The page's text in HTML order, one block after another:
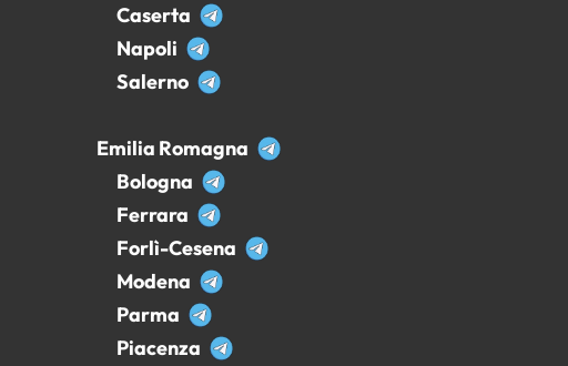
Caserta
Napoli
Salerno
Emilia Romagna
Bologna
Ferrara
Forlì-Cesena
Modena
Parma
Piacenza